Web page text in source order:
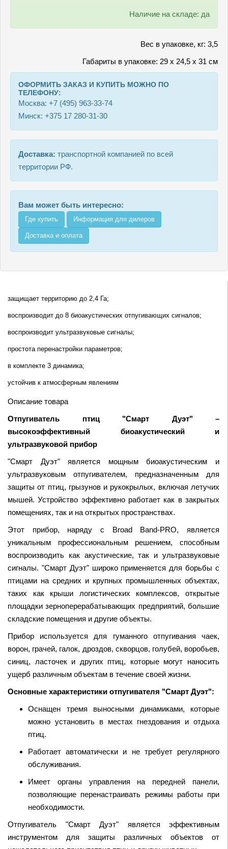
Наличие на складе: да
Вес в упаковке, кг: 3,5
Габариты в упаковке: 29 х 24,5 х 31 см
ОФОРМИТЬ ЗАКАЗ И КУПИТЬ МОЖНО ПО
ТЕЛЕФОНУ:
Москва: +7 (495) 963-33-74
Минск: +375 17 280-31-30
Доставка: транспортной компанией по всей
территории РФ.
Вам может быть интересно:
Где купить Информация для дилеров
Доставка и оплата
защищает территорию до 2,4 Га;
воспроизводит до 8 биоакустических отпугивающих сигналов;
воспроизводит ультразвуковые сигналы;
простота перенастройки параметров;
в комплекте 3 динамика;
устойчив к атмосферным явлениям
Описание товара
Отпугиватель птиц "Смарт Дуэт" –
высокоэффективный биоакустический и
ультразвуковой прибор
"Смарт Дуэт" является мощным биоакустическим и
ультразвуковым отпугивателем, предназначенным для
защиты от птиц, грызунов и рукокрылых, включая летучих
мышей. Устройство эффективно работает как в закрытых
помещениях, так и на открытых пространствах.
Этот прибор, наряду с Broad Band-PRO, является
уникальным профессиональным решением, способным
воспроизводить как акустические, так и ультразвуковые
сигналы. "Смарт Дуэт" широко применяется для борьбы с
птицами на средних и крупных промышленных объектах,
таких как крыши логистических комплексов, открытые
площадки зерноперерабатывающих предприятий, большие
складские помещения и другие объекты.
Прибор используется для гуманного отпугивания чаек,
ворон, грачей, галок, дроздов, скворцов, голубей, воробьев,
синиц, ласточек и других птиц, которые могут наносить
ущерб различным объектам в течение своей жизни.
Основные характеристики отпугивателя "Смарт Дуэт":
Оснащен тремя выносными динамиками, которые
можно установить в местах гнездования и отдыха
птиц.
Работает автоматически и не требует регулярного
обслуживания.
Имеет органы управления на передней панели,
позволяющие перенастраивать режимы работы при
необходимости.
Отпугиватель "Смарт Дуэт" является эффективным
инструментом для защиты различных объектов от